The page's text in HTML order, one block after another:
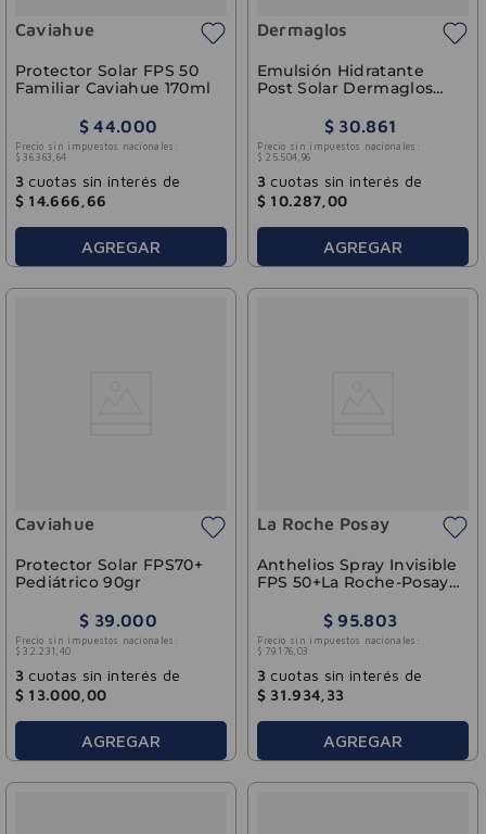
Caviahue
Protector Solar FPS 50
Familiar Caviahue 170ml
$ 44.000
Precio sin impuestos nacionales:
$ 36 .363 64
3 cuotas sin interés de
$ 14.666 66
AGREGAR
Dermaglos
Emulsión Hidratante
Post Solar Dermaglos
$ 30.861
Precio sin impuestos nacionales:
$ 25 504 96
3 cuotas sin interés de
$ 10.287 00
AGREGAR
Caviahue
Protector Solar FPS70+
Pediátrico 90gr
$ 39.000
Precio sin impuestos nacionales:
$ 32 231 40
3 cuotas sin interés de
$ 13.000 00
AGREGAR
La Roche Posay
Anthelios Spray Invisible
FPS 50+La Roche-Posay
$ 95.803
Precio sin impuestos nacionales:
$ 79 176 03
3 cuotas sin interés de
$ 31.934 33
AGREGAR